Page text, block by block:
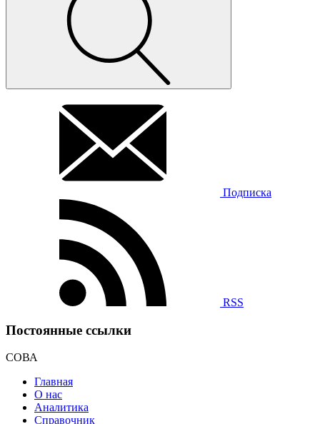
Подписка
RSS
Постоянные ссылки
СОВА
Главная
О нас
Аналитика
Справочник